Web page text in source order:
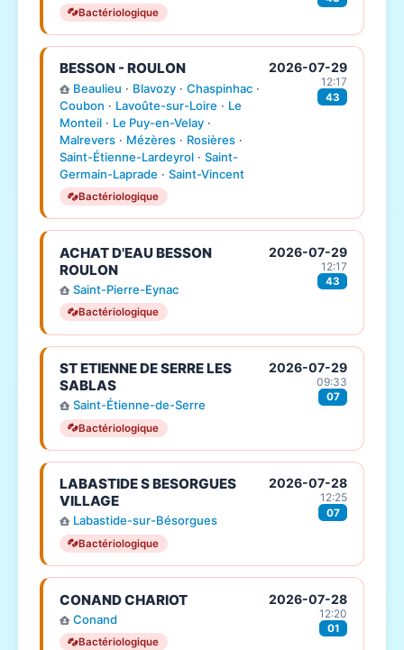
Bactériologique
BESSON - ROULON
Beaulieu · Blavozy· Chaspinhac·
Coubon · Lavoûte-sur-Loire · Le
Monteil· Le Puy-en-Velay·
Malrevers· Mézères· Rosières·
Saint-Étienne-Lardeyrol· Saint-
Germain-Laprade · Saint-Vincent
Bactériologique
2026-07-29
12:17
43
ACHAT D'EAU BESSON
ROULON
Saint-Pierre-Eynac
Bactériologique
2026-07-29
12:17
43
ST ETIENNE DE SERRE LES
SABLAS
Saint-Étienne-de-Serre
Bactériologique
2026-07-29
09:33
07
LABASTIDE S BESORGUES
VILLAGE
Labastide-sur-Bésorgues
Bactériologique
2026-07-28
12:25
07
CONAND CHARIOT
Conand
Bactériologique
2026-07-28
12:20
01